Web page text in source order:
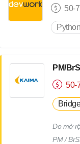
50-
Python
PM/
50-
Do mở
PM /